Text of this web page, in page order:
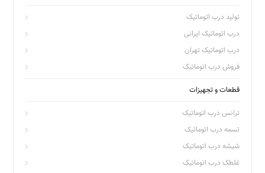
تولید درب اتوماتیک
درب اتوماتیک ایرانی
درب اتوماتیک تهران
فروش درب اتوماتیک
قطعات و تجهیزات
ترانس درب اتوماتیک
تسمه درب اتوماتیک
شیشه درب اتوماتیک
غلطک درب اتوماتیک